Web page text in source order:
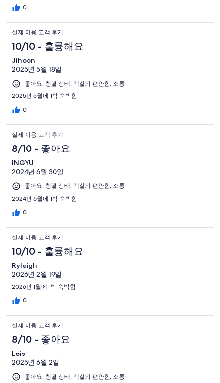
0
실제 이용 고객 후기
10/10 - 훌륭해요
Jihoon
2025년 5월 18일
좋아요: 청결 상태, 객실의 편안함, 소통
2025년 5월에 1박 숙박함
0
실제 이용 고객 후기
8/10 - 좋아요
INGYU
2024년 6월 30일
좋아요: 청결 상태, 객실의 편안함, 소통
2024년 6월에 1박 숙박함
0
실제 이용 고객 후기
10/10 - 훌륭해요
Ryleigh
2026년 2월 19일
2026년 1월에 1박 숙박함
0
실제 이용 고객 후기
8/10 - 좋아요
Lois
2025년 6월 2일
좋아요: 청결 상태, 객실의 편안함, 소통